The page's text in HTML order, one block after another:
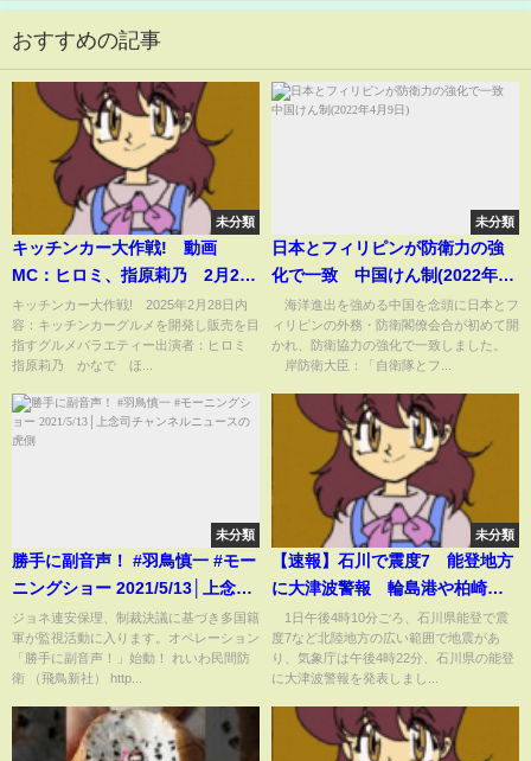
おすすめの記事
未分類
キッチンカー大作戦! 動画
MC：ヒロミ、指原莉乃 2月28
日
キッチンカー大作戦! 2025年2月28日内
容：キッチンカーグルメを開発し販売を目
指すグルメバラエティー出演者：ヒロミ
指原莉乃 かなで ほ...
未分類
日本とフィリピンが防衛力の強
化で一致 中国けん制(2022年4
月9日)
海洋進出を強める中国を念頭に日本とフ
ィリピンの外務・防衛閣僚会合が初めて開
かれ、防衛協力の強化で一致しました。
岸防衛大臣：「自衛隊とフ...
未分類
勝手に副音声！ #羽鳥慎一 #モー
ニングショー 2021/5/13│上念司
チャンネルニュースの虎側
ジョネ連安保理、制裁決議に基づき多国籍
軍が監視活動に入ります。オペレーション
「勝手に副音声！」始動！ れいわ民間防
衛 （飛鳥新社） http...
未分類
【速報】石川で震度7 能登地方
に大津波警報 輪島港や柏崎市
鯨波などで津波観測(2024年1月1
日)
1日午後4時10分ごろ、石川県能登で震
度7など北陸地方の広い範囲で地震があ
り、気象庁は午後4時22分、石川県の能登
に大津波警報を発表しまし...